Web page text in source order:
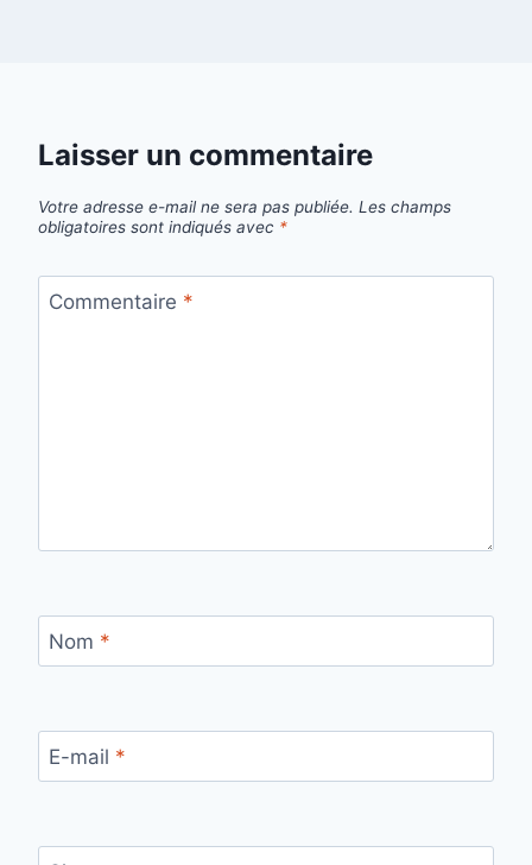
Laisser un commentaire
Votre adresse e-mail ne sera pas publiée. Les champs
obligatoires sont indiqués avec *
Commentaire *
Nom *
E-mail *